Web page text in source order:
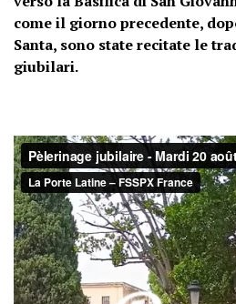
come il giorno precedente,
Santa, sono state recitate le
giubilari.